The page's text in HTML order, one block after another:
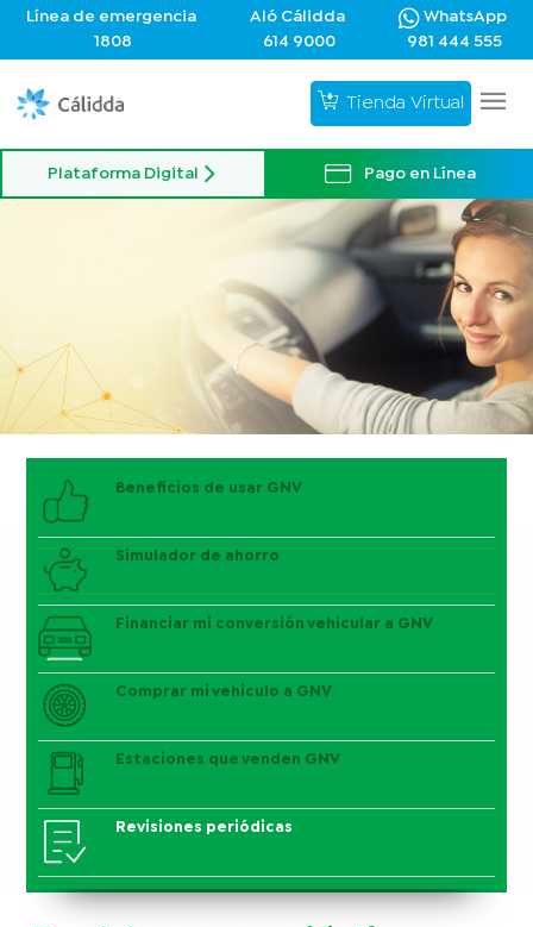
Línea de emergencia
1808
Aló Cálidda
614 9000
WhatsApp
981 444 555
Tienda Virtual
Plataforma Digital Pago en Línea
Beneficios de usar GNV
Simulador de ahorro
Financiar mi conversión vehicular a GNV
Comprar mi vehiculo a GNV
Estaciones que venden GNV
Revisiones periódicas